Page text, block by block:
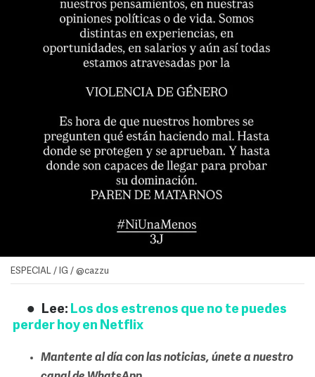
ESPECIAL / IG / @cazzu
Lee: Los dos estrenos que no te puedes
perder hoy en Netflix
Mantente al día con las noticias, únete a nuestro